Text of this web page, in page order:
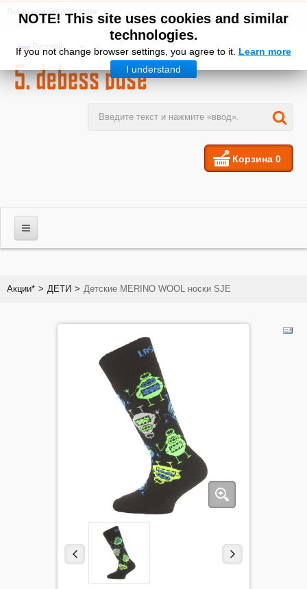
NOTE! This site uses cookies and similar
technologies.
If you not change browser settings, you agree to it. Learn more
I understand
Логин илиРегистрация
Русский
Корзина 0
Акции* > ДЕТИ > Детские MERINO WOOL носки SJE